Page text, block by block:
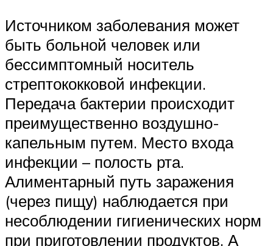
Источником заболевания может
быть больной человек или
бессимптомный носитель
стрептококковой инфекции.
Передача бактерии происходит
преимущественно воздушно-
капельным путем. Место входа
инфекции – полость рта.
Алиментарный путь заражения
(через пищу) наблюдается при
несоблюдении гигиенических норм
при приготовлении продуктов. А